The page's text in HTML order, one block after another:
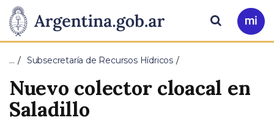
Presidencia
de
la
Nación
Pasar al contenido principal
Ir
a
Buscar
… Subsecretaría de Recursos Hídricos
Nuevo colector cloacal en
Saladillo